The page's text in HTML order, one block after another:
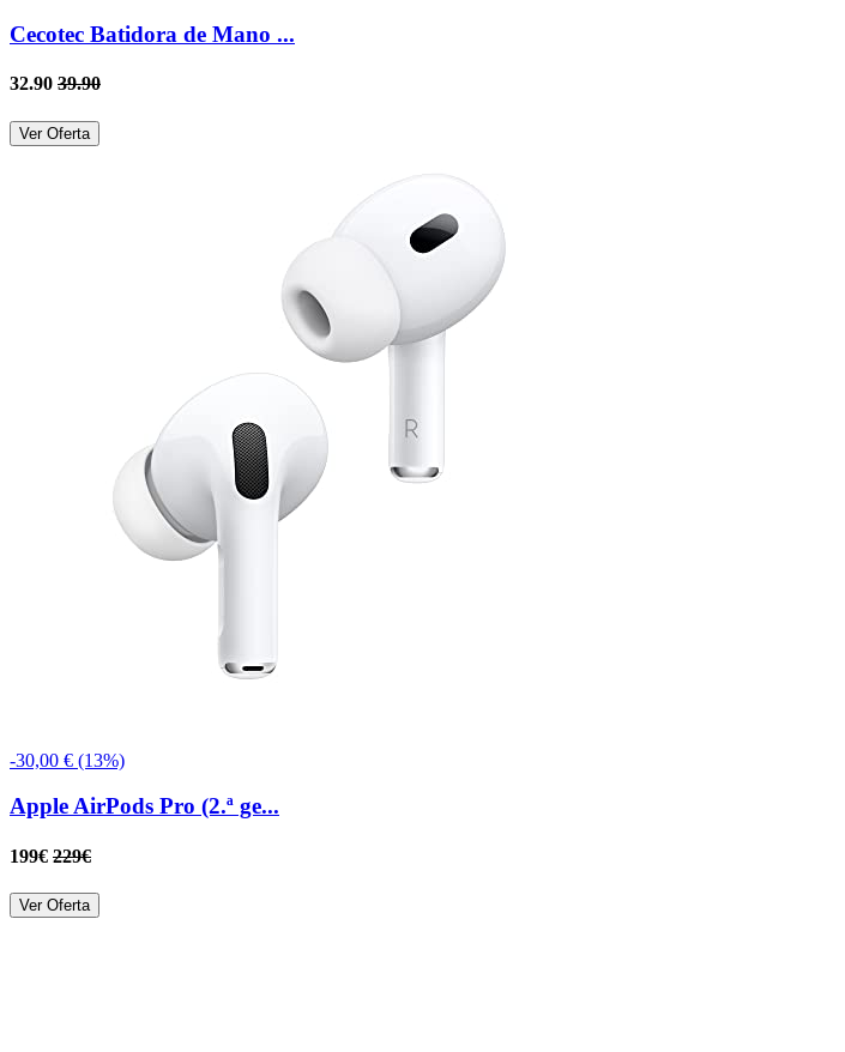
Cecotec Batidora de Mano ...
32.90 39.90
Ver Oferta
-30,00 € (13%)
Apple AirPods Pro (2.ª ge...
199€ 229€
Ver Oferta